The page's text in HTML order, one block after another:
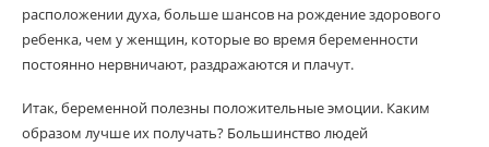
расположении духа, больше шансов на рождение здорового
ребенка, чем у женщин, которые во время беременности
постоянно нервничают, раздражаются и плачут.
Итак, беременной полезны положительные эмоции. Каким
образом лучше их получать? Большинство людей